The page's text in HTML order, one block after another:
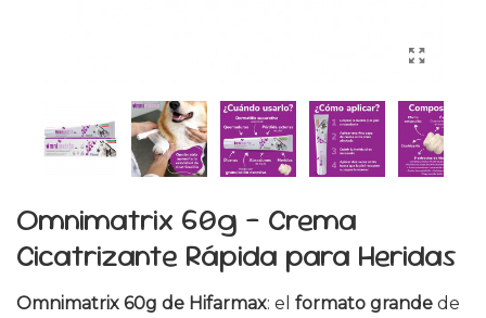
Omnimatrix 60g - Crema
Cicatrizante Rápida para Heridas
Omnimatrix 60g de Hifarmax: el formato grande de